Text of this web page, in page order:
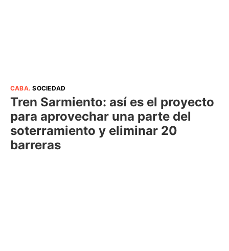
CABA.SOCIEDAD
Tren Sarmiento: así es el proyecto
para aprovechar una parte del
soterramiento y eliminar 20
barreras